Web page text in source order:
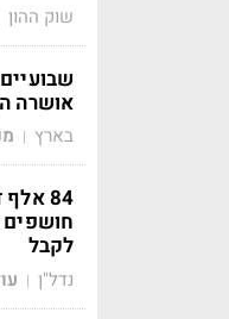
שוק ההון
אושרה
בארץ |
84
חושפים
לקבל
נדל"ן |